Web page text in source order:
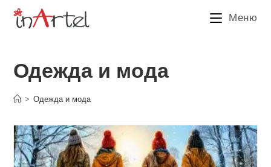
Перейти
Меню
Одежда и мода
> Одежда и мода